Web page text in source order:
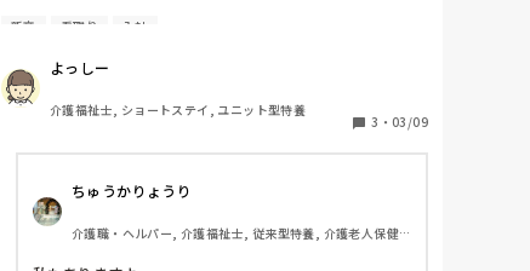
昨日の夜勤でお看取りしたご利用者様のことを思い出
夜勤中、訪室すると気配ですぐに私に気付き手を伸ば
してきたり、声も出しにくいのに一生懸命何かを伝え
ようとしていました。私が少し離れるねと伝えると服
最後に会話が少し出来、その30分後にはもう息に引き
取られていました。
新卒 看取り 入社
よっしー
介護福祉士, ショートステイ, ユニット型特養
3 ・ 03/09
ちゅうかりょうり
介護職・ヘルパー, 介護福祉士, 従来型特養, 介護老人保健